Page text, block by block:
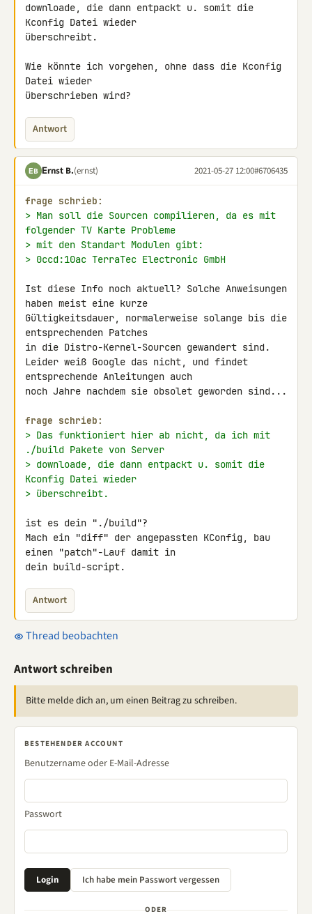
downloade, die dann entpackt u. somit die
Kconfig Datei wieder
überschreibt.
Wie könnte ich vorgehen, ohne dass die Kconfig
Datei wieder
überschrieben wird?
Antwort
ΕB Εrnst B.(ernst) 2021-05-27 12:00#6706435
frage schrieb:
> Man soll die Sourcen compilieren, da es mit
folgender TV Karte Probleme
> mit den Standart Modulen gibt:
> 0ccd:10ac TerraTec Electronic GmbH
Ist diese Info noch aktuell? Solche Anweisungen
haben meist eine kurze
Gültigkeitsdauer, normalerweise solange bis die
entsprechenden Patches
in die Distro-Kernel-Sourcen gewandert sind.
Leider weiß Google das nicht, und findet
entsprechende Anleitungen auch
noch Jahre nachdem sie obsolet geworden sind...
frage schrieb:
> Das funktioniert hier ab nicht, da ich mit
./build Pakete von Server
> downloade, die dann entpackt u. somit die
Kconfig Datei wieder
> überschreibt.
ist es dein "./build"?
Mach ein "diff" der angepassten KConfig, bau
einen "patch"-Lauf damit in
dein build-script.
Antwort
Thread beobachten
Antwort schreiben
Bitte melde dich an, um einen Beitrag zu schreiben.
BESTEHENDER ACCOUNT
Benutzername oder E-Mail-Adresse
Passwort
ODER